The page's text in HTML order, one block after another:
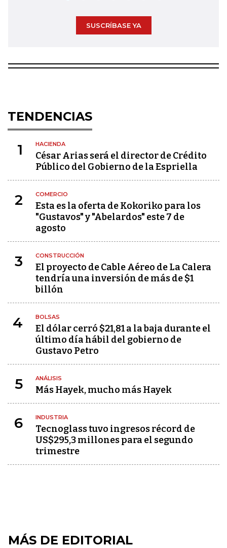
SUSCRÍBASE YA
TENDENCIAS
1 HACIENDA
César Arias será el director de Crédito
Público del Gobierno de la Espriella
2 COMERCIO
Esta es la oferta de Kokoriko para los
"Gustavos" y "Abelardos" este 7 de
agosto
3 CONSTRUCCIÓN
El proyecto de Cable Aéreo de La Calera
tendría una inversión de más de $1
billón
4 BOLSAS
El dólar cerró $21,81 a la baja durante el
último día hábil del gobierno de
Gustavo Petro
5 ANÁLISIS
Más Hayek, mucho más Hayek
6 INDUSTRIA
Tecnoglass tuvo ingresos récord de
US$295,3 millones para el segundo
trimestre
MÁS DE EDITORIAL